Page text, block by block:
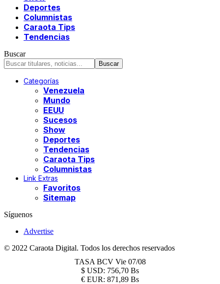
Deportes
Columnistas
Caraota Tips
Tendencias
Buscar
Categorías
Venezuela
Mundo
EEUU
Sucesos
Show
Deportes
Tendencias
Caraota Tips
Columnistas
Link Extras
Favoritos
Sitemap
Síguenos
Advertise
© 2022 Caraota Digital. Todos los derechos reservados
TASA BCV Vie 07/08
$ USD: 756,70 Bs
€ EUR: 871,89 Bs